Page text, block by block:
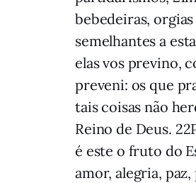
bebedeiras, orgias
semelhantes a
elas vos previno,
preveni: os que
tais coisas não
Reino de Deus.
é este o fruto do
amor, alegria,